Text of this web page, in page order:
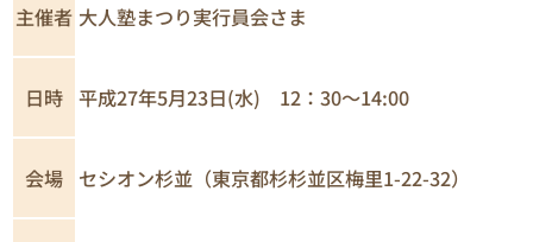
主催者 大人塾まつり実行員会さま
日時 平成27年5月23日(水) 12：30～14:00
会場 セシオン杉並（東京都杉杉並区梅里1-22-32）